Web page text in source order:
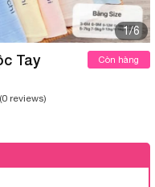
1/6
Tay
Còn hàng
reviews)